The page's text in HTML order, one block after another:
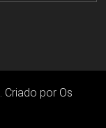
. Criado por Os